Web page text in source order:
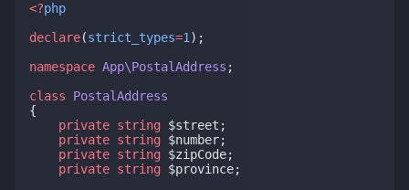
<?php
declare(strict_types=1 );
namespace App\PostalAddress ;
class
PostalAddress
{
private string $street;
private string $number;
private string $zipCode;
private string $province;